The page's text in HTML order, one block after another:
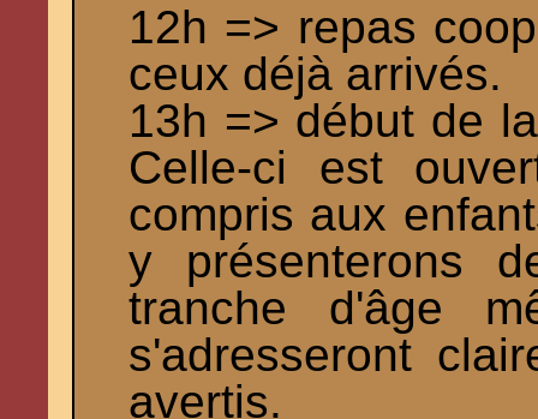
12h => repas
ceux déjà arrivés.
13h => début de
Celle-ci est
compris aux
y présenterons
tranche d'âge
s'adresseront
avertis.